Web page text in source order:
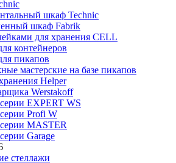
шкаф Technic
шкаф Fabrik
для хранения CELL
контейнеров
пикапов
мастерские на базе пикапов
Helper
Werstakoff
EXPERT WS
Profi W
MASTER
Garage